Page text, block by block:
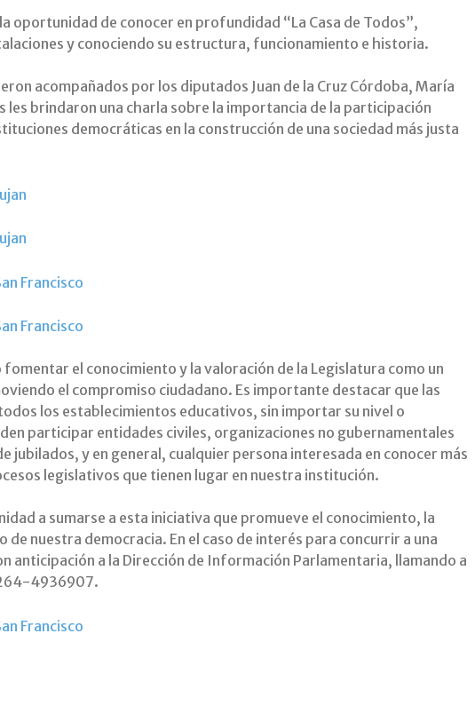
oportunidad de conocer en profundidad “La Casa de Todos”,
y conociendo su estructura, funcionamiento e historia.
acompañados por los diputados Juan de la Cruz Córdoba, María
les brindaron una charla sobre la importancia de la participación
democráticas en la construcción de una sociedad más justa
el conocimiento y la valoración de la Legislatura como un
el compromiso ciudadano. Es importante destacar que las
los establecimientos educativos, sin importar su nivel o
participar entidades civiles, organizaciones no gubernamentales
jubilados, y en general, cualquier persona interesada en conocer más
legislativos que tienen lugar en nuestra institución.
a sumarse a esta iniciativa que promueve el conocimiento, la
nuestra democracia. En el caso de interés para concurrir a una
anticipación a la Dirección de Información Parlamentaria, llamando a
4936907.